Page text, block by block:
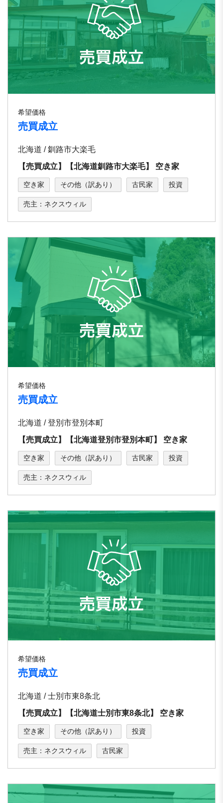
希望価格
売買成立
北海道 / 釧路市⼤楽⽑
【売買成立】【北海道釧路市⼤楽⽑】 空き家
空き家 その他（訳あり） 古民家 投資
売主：ネクスウィル
希望価格
売買成立
北海道 / 登別市登別本町
【売買成立】【北海道登別市登別本町】 空き家
空き家 その他（訳あり） 古民家 投資
売主：ネクスウィル
希望価格
売買成立
北海道 / 士別市東8条北
【売買成立】【北海道⼠別市東8条北】 空き家
空き家 その他（訳あり） 投資
売主：ネクスウィル 古民家